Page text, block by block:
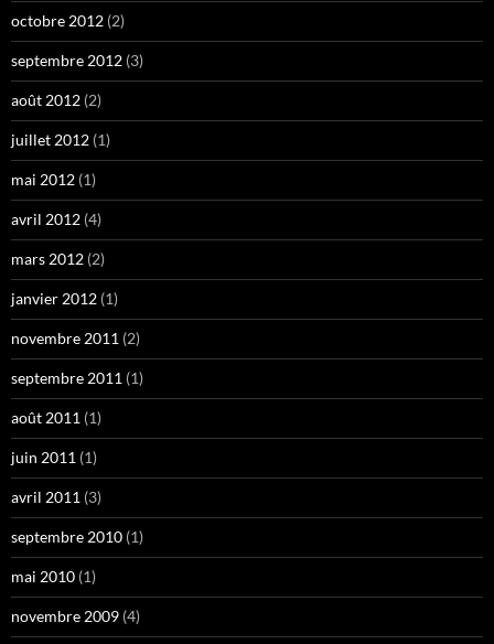
octobre 2012 (2)
septembre 2012 (3)
août 2012 (2)
juillet 2012 (1)
mai 2012 (1)
avril 2012 (4)
mars 2012 (2)
janvier 2012 (1)
novembre 2011 (2)
septembre 2011 (1)
août 2011 (1)
juin 2011 (1)
avril 2011 (3)
septembre 2010 (1)
mai 2010 (1)
novembre 2009 (4)